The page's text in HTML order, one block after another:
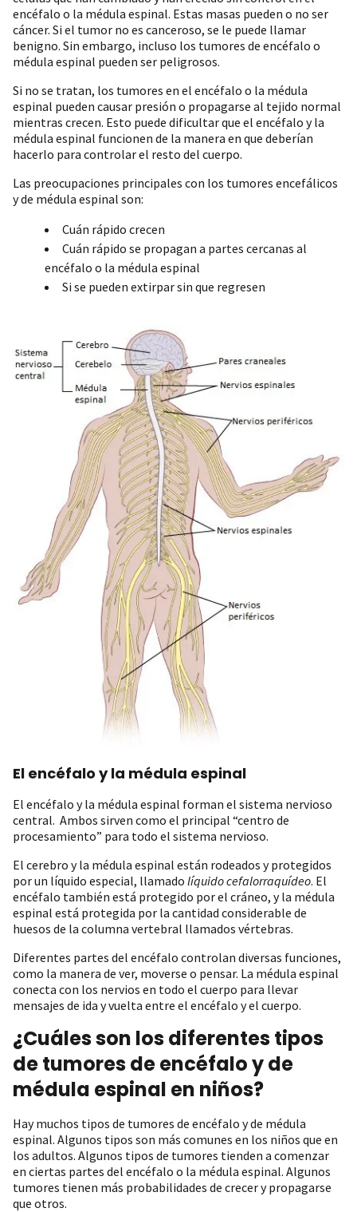
encéfalo o la médula espinal. Estas masas pueden o no ser
cáncer. Si el tumor no es canceroso, se le puede llamar
benigno. Sin embargo, incluso los tumores de encéfalo o
médula espinal pueden ser peligrosos.
Si no se tratan, los tumores en el encéfalo o la médula
espinal pueden causar presión o propagarse al tejido normal
mientras crecen. Esto puede dificultar que el encéfalo y la
médula espinal funcionen de la manera en que deberían
hacerlo para controlar el resto del cuerpo.
Las preocupaciones principales con los tumores encefálicos
y de médula espinal son:
Cuán rápido crecen
Cuán rápido se propagan a partes cercanas al
encéfalo o la médula espinal
Si se pueden extirpar sin que regresen
El encéfalo y la médula espinal
El encéfalo y la médula espinal forman el sistema nervioso
central. Ambos sirven como el principal “centro de
procesamiento” para todo el sistema nervioso.
El cerebro y la médula espinal están rodeados y protegidos
por un líquido especial, llamado líquido cefalorraquídeo. El
encéfalo también está protegido por el cráneo, y la médula
espinal está protegida por la cantidad considerable de
huesos de la columna vertebral llamados vértebras.
Diferentes partes del encéfalo controlan diversas funciones,
como la manera de ver, moverse o pensar. La médula espinal
conecta con los nervios en todo el cuerpo para llevar
mensajes de ida y vuelta entre el encéfalo y el cuerpo.
¿Cuáles son los diferentes tipos
de tumores de encéfalo y de
médula espinal en niños?
Hay muchos tipos de tumores de encéfalo y de médula
espinal. Algunos tipos son más comunes en los niños que en
los adultos. Algunos tipos de tumores tienden a comenzar
en ciertas partes del encéfalo o la médula espinal. Algunos
tumores tienen más probabilidades de crecer y propagarse
que otros.